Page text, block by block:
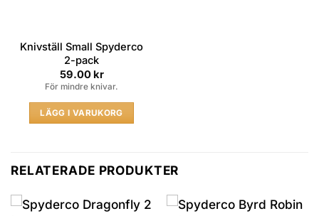
Knivställ Small Spyderco
2-pack
59.00 kr
För mindre knivar.
LÄGG I VARUKORG
RELATERADE PRODUKTER